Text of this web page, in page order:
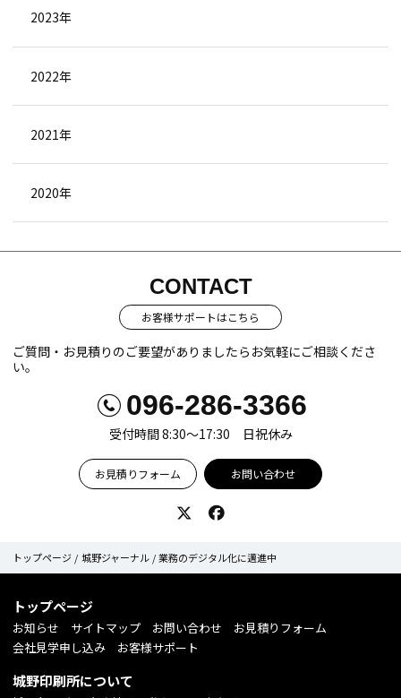
2023年
2022年
2021年
2020年
CONTACT
お客様サポートはこちら
ご質問・お見積りのご要望がありましたらお気軽にご相談くださ
い。
096-286-3366
受付時間 8:30〜17:30 日祝休み
お見積りフォーム お問い合わせ
TwitterFacebook
トップページ 城野ジャーナル 業務のデジタル化に邁進中
トップページ
お知らせ サイトマップ お問い合わせ
お見積りフォーム
会社見学申し込み
お客様サポート
城野印刷所について